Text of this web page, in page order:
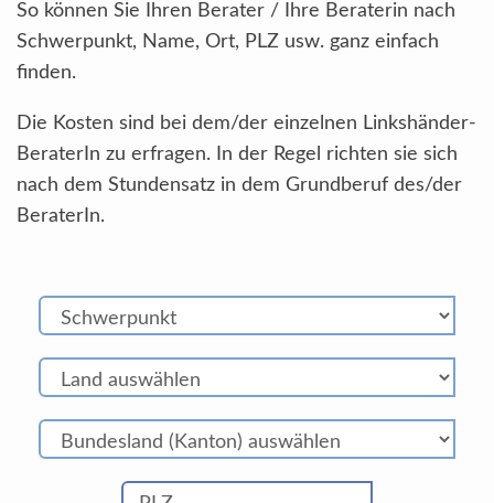
So können Sie Ihren Berater / Ihre Beraterin nach
Schwerpunkt, Name, Ort, PLZ usw. ganz einfach
finden.
Die Kosten sind bei dem/der einzelnen Linkshänder-
BeraterIn zu erfragen. In der Regel richten sie sich
nach dem Stundensatz in dem Grundberuf des/der
BeraterIn.